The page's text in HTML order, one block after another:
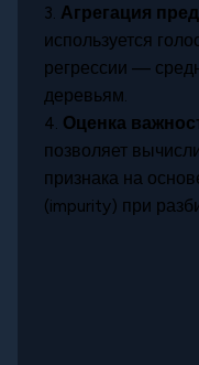
3. Агрегация
используется
регрессии —
деревьям.
4. Оценка
позволяет
признака на
(impurity) при